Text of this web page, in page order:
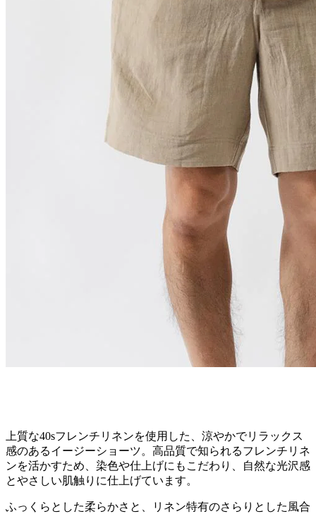
上質な40sフレンチリネンを使用した、涼やかでリラックス
感のあるイージーショーツ。高品質で知られるフレンチリネ
ンを活かすため、染色や仕上げにもこだわり、自然な光沢感
とやさしい肌触りに仕上げています。
ふっくらとした柔らかさと、リネン特有のさらりとした風合